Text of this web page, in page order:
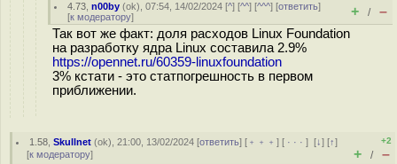
4.73 ,n00by (ok), 07:54, 14/02/2024 [^] [^^] [^^^] [ответить]
[к модератору] + / –
Так вот же факт: доля расходов Linux Foundation
на разработку ядра Linux составила 2.9%
https://opennet.ru/60359-linuxfoundation
3% кстати - это статпогрешность в первом
приближении.
1.58 ,Skullnet (ok), 21:00, 13/02/2024 [ответить] [ ﹢﹢﹢] [ · · ·][↓] [↑]
[к модератору]
+2
+ / –